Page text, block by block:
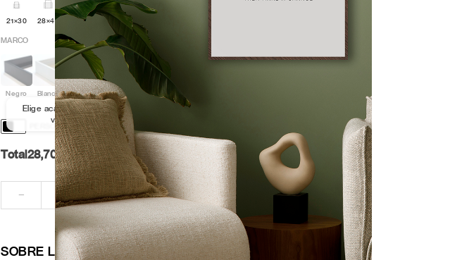
21×30 28×40 30x30 42x60 50×50 60x84
PERSONALIZACIÓN Y DISEÑO
MARCO
Negro Blanco Aluminio Nogal Roble
Elige acabado y medida para
ver los marcos
Total28,70Pt.
− +
REGÍSTRATE PARA AÑADIR AL CARRITO
SOBRE LA OBRA